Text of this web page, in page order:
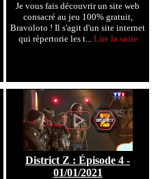
Je vous fais découvrir un site web
consacré au jeu 100% gratuit,
Bravoloto ! Il s'agit d'un site internet
qui répertorie les t... Lire la suite
District Z : Épisode 4 -
01/01/2021